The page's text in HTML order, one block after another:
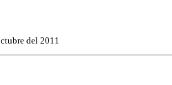
del 2011